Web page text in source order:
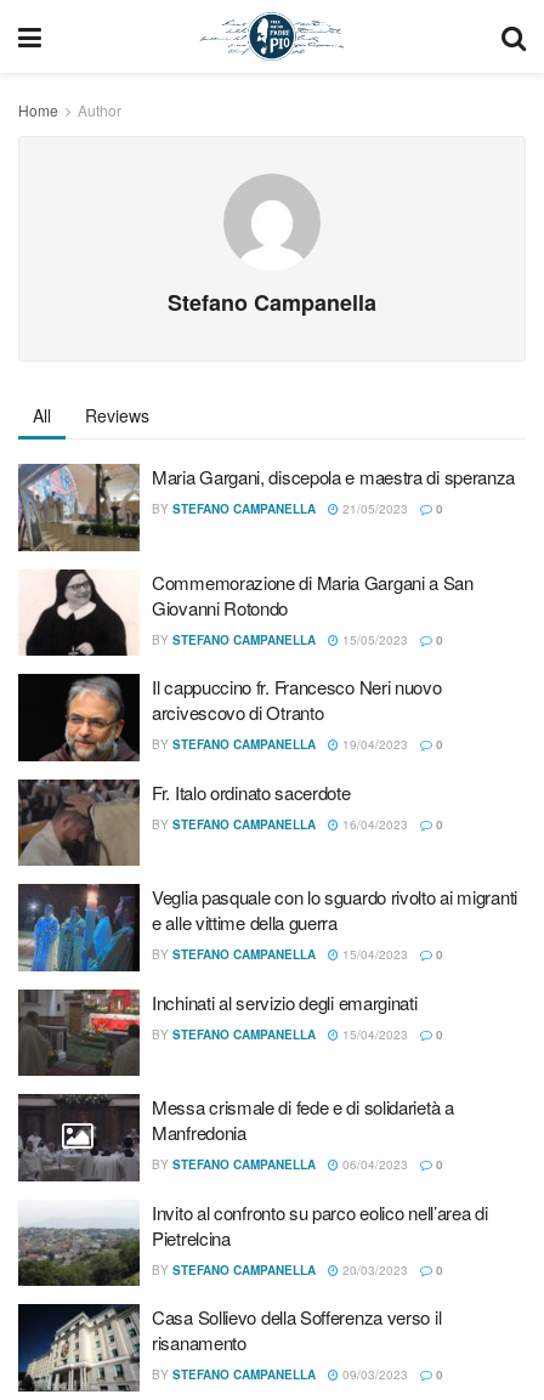
Home Author
Stefano Campanella
All Reviews
Maria Gargani, discepola e maestra di speranza
BY STEFANO CAMPANELLA 21/05/2023 0
Commemorazione di Maria Gargani a San
Giovanni Rotondo
BY STEFANO CAMPANELLA 15/05/2023 0
Il cappuccino fr. Francesco Neri nuovo
arcivescovo di Otranto
BY STEFANO CAMPANELLA 19/04/2023 0
Fr. Italo ordinato sacerdote
BY STEFANO CAMPANELLA 16/04/2023 0
Veglia pasquale con lo sguardo rivolto ai migranti
e alle vittime della guerra
BY STEFANO CAMPANELLA 15/04/2023 0
Inchinati al servizio degli emarginati
BY STEFANO CAMPANELLA 15/04/2023 0
Messa crismale di fede e di solidarietà a
Manfredonia
BY STEFANO CAMPANELLA 06/04/2023 0
Invito al confronto su parco eolico nell’area di
Pietrelcina
BY STEFANO CAMPANELLA 20/03/2023 0
Casa Sollievo della Sofferenza verso il
risanamento
BY STEFANO CAMPANELLA 09/03/2023 0